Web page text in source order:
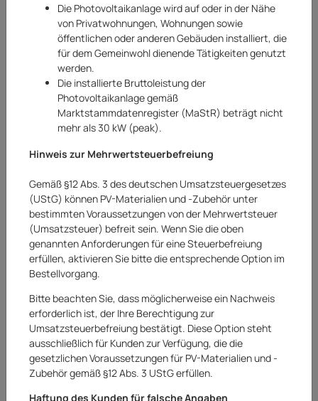
Gartenmöbel-Set Terrassenmöbel-Set
Sitzgarnitur Canera 4-teilig Polyrattan
Braun
Die Photovoltaikanlage wird auf oder in der Nähe
von Privatwohnungen, Wohnungen sowie
öffentlichen oder anderen Gebäuden installiert, die
für dem Gemeinwohl dienende Tätigkeiten genutzt
werden.
Die installierte Bruttoleistung der
Photovoltaikanlage gemäß
Marktstammdatenregister (MaStR) beträgt nicht
mehr als 30 kW (peak).
Hinweis zur Mehrwertsteuerbefreiung
Gemäß §12 Abs. 3 des deutschen Umsatzsteuergesetzes
(UStG) können PV-Materialien und -Zubehör unter
bestimmten Voraussetzungen von der Mehrwertsteuer
(Umsatzsteuer) befreit sein. Wenn Sie die oben
genannten Anforderungen für eine Steuerbefreiung
erfüllen, aktivieren Sie bitte die entsprechende Option im
Bestellvorgang.
Bitte beachten Sie, dass möglicherweise ein Nachweis
erforderlich ist, der Ihre Berechtigung zur
Umsatzsteuerbefreiung bestätigt. Diese Option steht
ausschließlich für Kunden zur Verfügung, die die
gesetzlichen Voraussetzungen für PV-Materialien und -
Zubehör gemäß §12 Abs. 3 UStG erfüllen.
Haftung des Kunden für falsche Angaben